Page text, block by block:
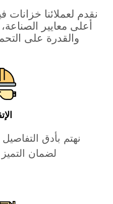
نقدم لعملائنا
أعلى معايير
والقدرة على
نهتم بأدق
لضمان